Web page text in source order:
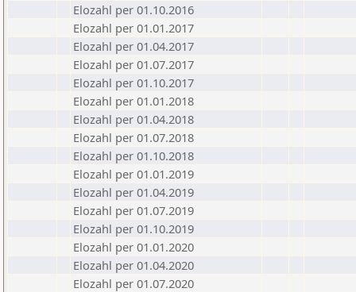
Elozahl per 01.10.2016
Elozahl per 01.01.2017
Elozahl per 01.04.2017
Elozahl per 01.07.2017
Elozahl per 01.10.2017
Elozahl per 01.01.2018
Elozahl per 01.04.2018
Elozahl per 01.07.2018
Elozahl per 01.10.2018
Elozahl per 01.01.2019
Elozahl per 01.04.2019
Elozahl per 01.07.2019
Elozahl per 01.10.2019
Elozahl per 01.01.2020
Elozahl per 01.04.2020
Elozahl per 01.07.2020